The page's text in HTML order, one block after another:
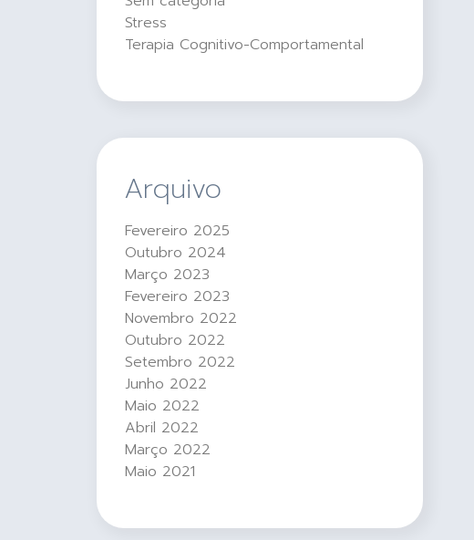
Stress
Terapia Cognitivo-Comportamental
Arquivo
Fevereiro 2025
Outubro 2024
Março 2023
Fevereiro 2023
Novembro 2022
Outubro 2022
Setembro 2022
Junho 2022
Maio 2022
Abril 2022
Março 2022
Maio 2021